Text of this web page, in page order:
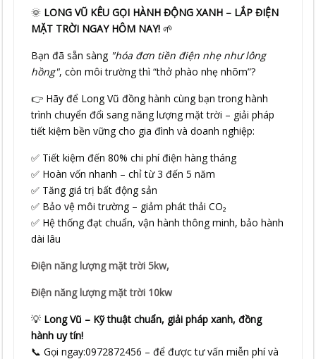
🌞 LONG VŨ KÊU GỌI HÀNH ĐỘNG XANH – LẮP ĐIỆN
MẶT TRỜI NGAY HÔM NAY! 🌱
Bạn đã sẵn sàng "hóa đơn tiền điện nhẹ như lông
hồng", còn môi trường thì “thở phào nhẹ nhõm”?
👉 Hãy để Long Vũ đồng hành cùng bạn trong hành
trình chuyển đổi sang năng lượng mặt trời – giải pháp
tiết kiệm bền vững cho gia đình và doanh nghiệp:
✅ Tiết kiệm đến 80% chi phí điện hàng tháng
✅ Hoàn vốn nhanh – chỉ từ 3 đến 5 năm
✅ Tăng giá trị bất động sản
✅ Bảo vệ môi trường – giảm phát thải CO₂
✅ Hệ thống đạt chuẩn, vận hành thông minh, bảo hành
dài lâu
Điện năng lượng mặt trời 5kw,
Điện năng lượng mặt trời 10kw
💡 Long Vũ – Kỹ thuật chuẩn, giải pháp xanh, đồng
hành uy tín!
📞 Gọi ngay:0972872456 – để được tư vấn miễn phí và